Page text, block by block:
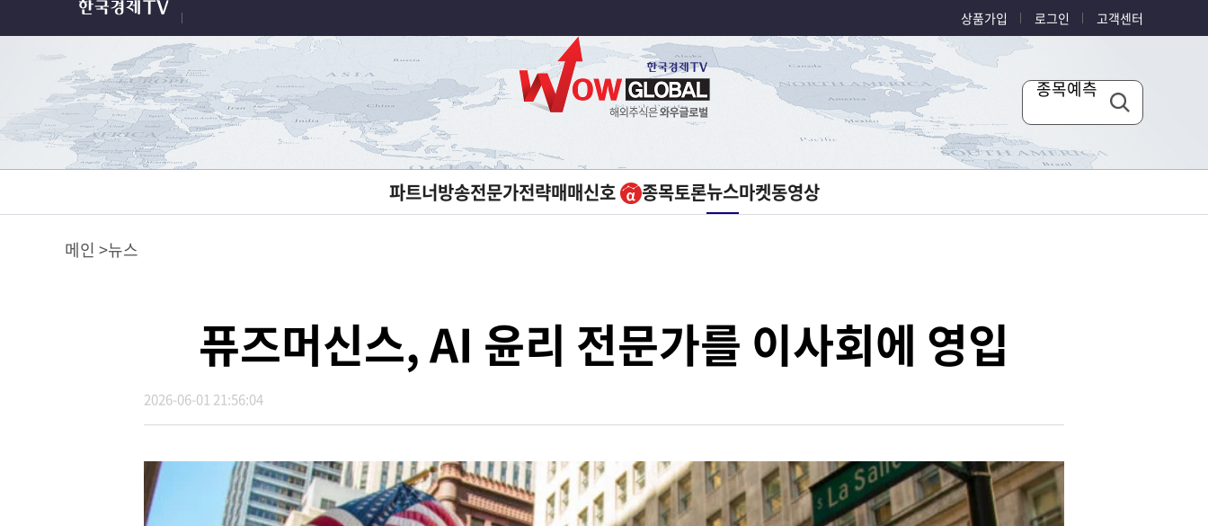
상품가입 로그인 고객센터
종목예측
파트너방송전문가전략매매신호 종목토론뉴스마켓동영상
메인 뉴스
퓨즈머신스, AI 윤리 전문가를 이사회에 영입
2026-06-01 21:56:04